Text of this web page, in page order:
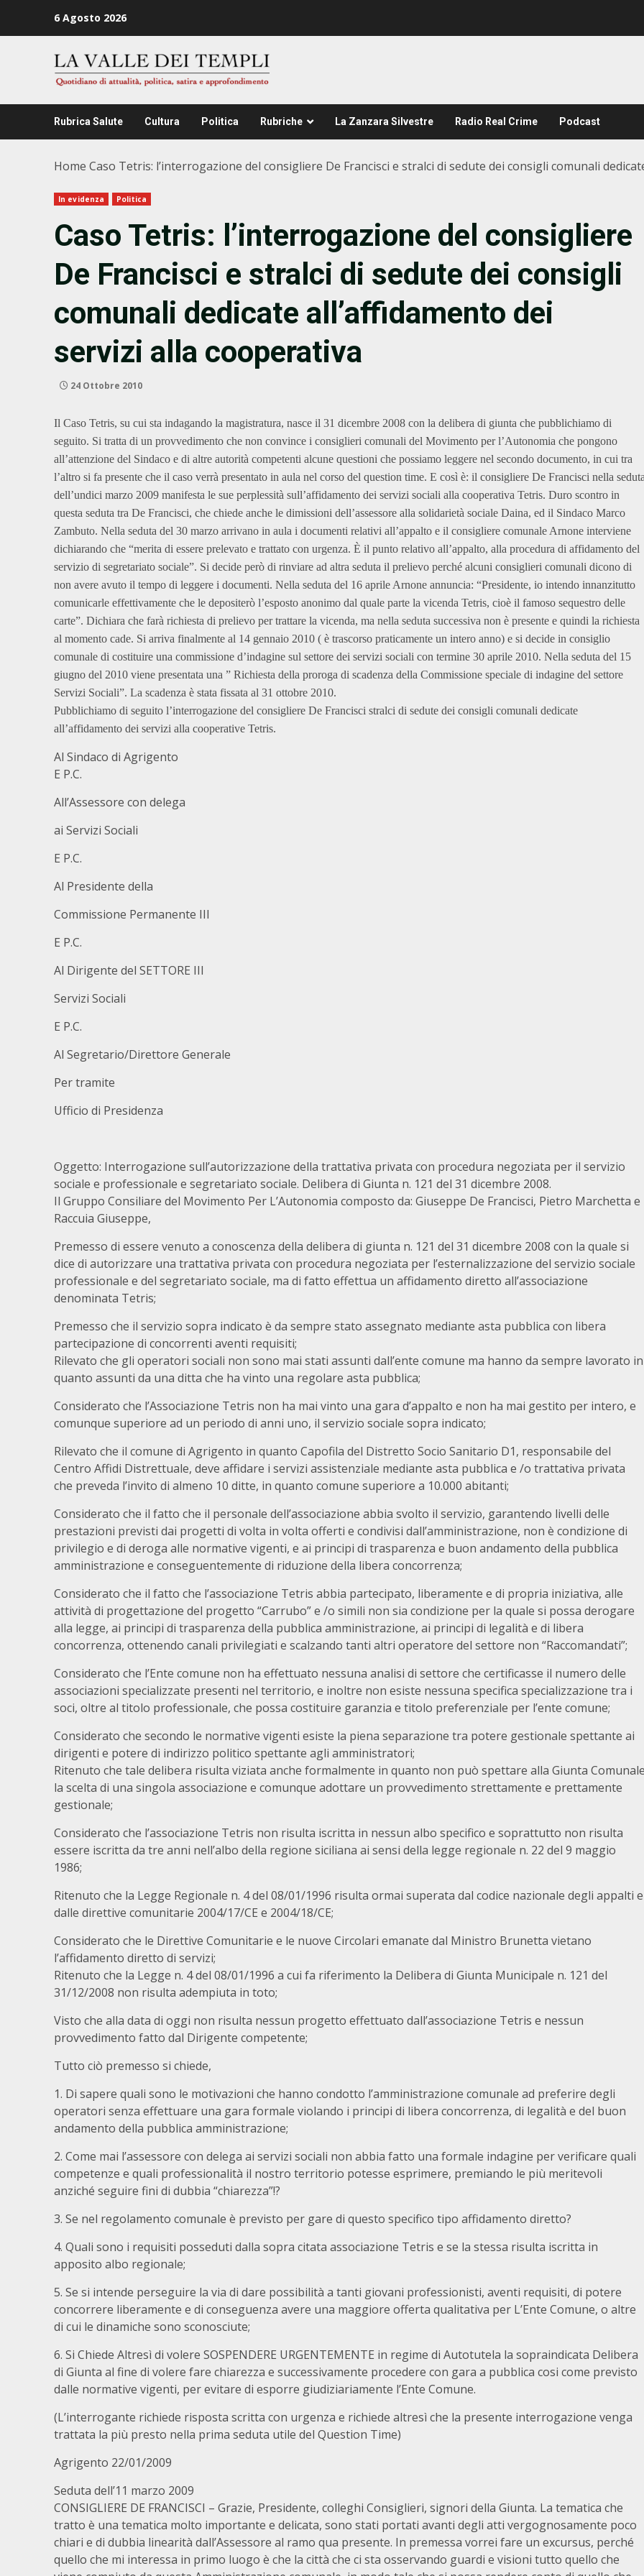
6 Agosto 2026
Rubrica Salute Cultura Politica Rubriche La Zanzara Silvestre Radio Real Crime Podcast
Home Caso Tetris: l’interrogazione del consigliere De Francisci e stralci di sedute dei consigli comunali
In evidenza Politica
Caso Tetris: l’interrogazione del consigliere
De Francisci e stralci di sedute dei consigli
comunali dedicate all’affidamento dei
servizi alla cooperativa
24 Ottobre 2010
Il Caso Tetris, su cui sta indagando la magistratura, nasce il 31 dicembre 2008 con la delibera di giunta che pubblichiamo di
seguito. Si tratta di un provvedimento che non convince i consiglieri comunali del Movimento per l’Autonomia che pongono
all’attenzione del Sindaco e di altre autorità competenti alcune questioni che possiamo leggere nel secondo documento, in cui tra
l’altro si fa presente che il caso verrà presentato in aula nel corso del question time. E così è: il consigliere De Francisci nella
dell’undici marzo 2009 manifesta le sue perplessità sull’affidamento dei servizi sociali alla cooperativa Tetris. Duro scontro in
questa seduta tra De Francisci, che chiede anche le dimissioni dell’assessore alla solidarietà sociale Daina, ed il Sindaco Marco
Zambuto. Nella seduta del 30 marzo arrivano in aula i documenti relativi all’appalto e il consigliere comunale Arnone interviene
dichiarando che “merita di essere prelevato e trattato con urgenza. È il punto relativo all’appalto, alla procedura di affidamento del
servizio di segretariato sociale”. Si decide però di rinviare ad altra seduta il prelievo perché alcuni consiglieri comunali dicono di
non avere avuto il tempo di leggere i documenti. Nella seduta del 16 aprile Arnone annuncia: “Presidente, io intendo innanzitutto
comunicarle effettivamente che le depositerò l’esposto anonimo dal quale parte la vicenda Tetris, cioè il famoso sequestro delle
carte”. Dichiara che farà richiesta di prelievo per trattare la vicenda, ma nella seduta successiva non è presente e quindi la richiesta
al momento cade. Si arriva finalmente al 14 gennaio 2010 ( è trascorso praticamente un intero anno) e si decide in consiglio
comunale di costituire una commissione d’indagine sul settore dei servizi sociali con termine 30 aprile 2010. Nella seduta del 15
giugno del 2010 viene presentata una ” Richiesta della proroga di scadenza della Commissione speciale di indagine del settore
Servizi Sociali”. La scadenza è stata fissata al 31 ottobre 2010.
Pubblichiamo di seguito l’interrogazione del consigliere De Francisci stralci di sedute dei consigli comunali dedicate
all’affidamento dei servizi alla cooperative Tetris.
Al Sindaco di Agrigento
E P.C.
All’Assessore con delega
ai Servizi Sociali
E P.C.
Al Presidente della
Commissione Permanente III
E P.C.
Al Dirigente del SETTORE III
Servizi Sociali
E P.C.
Al Segretario/Direttore Generale
Per tramite
Ufficio di Presidenza
Oggetto: Interrogazione sull’autorizzazione della trattativa privata con procedura negoziata per il servizio
sociale e professionale e segretariato sociale. Delibera di Giunta n. 121 del 31 dicembre 2008.
Il Gruppo Consiliare del Movimento Per L’Autonomia composto da: Giuseppe De Francisci, Pietro Marchetta e
Raccuia Giuseppe,
Premesso di essere venuto a conoscenza della delibera di giunta n. 121 del 31 dicembre 2008 con la quale si
dice di autorizzare una trattativa privata con procedura negoziata per l’esternalizzazione del servizio sociale
professionale e del segretariato sociale, ma di fatto effettua un affidamento diretto all’associazione
denominata Tetris;
Premesso che il servizio sopra indicato è da sempre stato assegnato mediante asta pubblica con libera
partecipazione di concorrenti aventi requisiti;
Rilevato che gli operatori sociali non sono mai stati assunti dall’ente comune ma hanno da sempre lavorato in
quanto assunti da una ditta che ha vinto una regolare asta pubblica;
Considerato che l’Associazione Tetris non ha mai vinto una gara d’appalto e non ha mai gestito per intero, e
comunque superiore ad un periodo di anni uno, il servizio sociale sopra indicato;
Rilevato che il comune di Agrigento in quanto Capofila del Distretto Socio Sanitario D1, responsabile del
Centro Affidi Distrettuale, deve affidare i servizi assistenziale mediante asta pubblica e /o trattativa privata
che preveda l’invito di almeno 10 ditte, in quanto comune superiore a 10.000 abitanti;
Considerato che il fatto che il personale dell’associazione abbia svolto il servizio, garantendo livelli delle
prestazioni previsti dai progetti di volta in volta offerti e condivisi dall’amministrazione, non è condizione di
privilegio e di deroga alle normative vigenti, e ai principi di trasparenza e buon andamento della pubblica
amministrazione e conseguentemente di riduzione della libera concorrenza;
Considerato che il fatto che l’associazione Tetris abbia partecipato, liberamente e di propria iniziativa, alle
attività di progettazione del progetto “Carrubo” e /o simili non sia condizione per la quale si possa derogare
alla legge, ai principi di trasparenza della pubblica amministrazione, ai principi di legalità e di libera
concorrenza, ottenendo canali privilegiati e scalzando tanti altri operatore del settore non “Raccomandati”;
Considerato che l’Ente comune non ha effettuato nessuna analisi di settore che certificasse il numero delle
associazioni specializzate presenti nel territorio, e inoltre non esiste nessuna specifica specializzazione tra i
soci, oltre al titolo professionale, che possa costituire garanzia e titolo preferenziale per l’ente comune;
Considerato che secondo le normative vigenti esiste la piena separazione tra potere gestionale spettante ai
dirigenti e potere di indirizzo politico spettante agli amministratori;
Ritenuto che tale delibera risulta viziata anche formalmente in quanto non può spettare alla Giunta
la scelta di una singola associazione e comunque adottare un provvedimento strettamente e prettamente
gestionale;
Considerato che l’associazione Tetris non risulta iscritta in nessun albo specifico e soprattutto non risulta
essere iscritta da tre anni nell’albo della regione siciliana ai sensi della legge regionale n. 22 del 9 maggio
1986;
Ritenuto che la Legge Regionale n. 4 del 08/01/1996 risulta ormai superata dal codice nazionale degli appalti e
dalle direttive comunitarie 2004/17/CE e 2004/18/CE;
Considerato che le Direttive Comunitarie e le nuove Circolari emanate dal Ministro Brunetta vietano
l’affidamento diretto di servizi;
Ritenuto che la Legge n. 4 del 08/01/1996 a cui fa riferimento la Delibera di Giunta Municipale n. 121 del
31/12/2008 non risulta adempiuta in toto;
Visto che alla data di oggi non risulta nessun progetto effettuato dall’associazione Tetris e nessun
provvedimento fatto dal Dirigente competente;
Tutto ciò premesso si chiede,
1. Di sapere quali sono le motivazioni che hanno condotto l’amministrazione comunale ad preferire degli
operatori senza effettuare una gara formale violando i principi di libera concorrenza, di legalità e del buon
andamento della pubblica amministrazione;
2. Come mai l’assessore con delega ai servizi sociali non abbia fatto una formale indagine per verificare quali
competenze e quali professionalità il nostro territorio potesse esprimere, premiando le più meritevoli
anziché seguire fini di dubbia “chiarezza”!?
3. Se nel regolamento comunale è previsto per gare di questo specifico tipo affidamento diretto?
4. Quali sono i requisiti posseduti dalla sopra citata associazione Tetris e se la stessa risulta iscritta in
apposito albo regionale;
5. Se si intende perseguire la via di dare possibilità a tanti giovani professionisti, aventi requisiti, di potere
concorrere liberamente e di conseguenza avere una maggiore offerta qualitativa per L’Ente Comune, o altre
di cui le dinamiche sono sconosciute;
6. Si Chiede Altresì di volere SOSPENDERE URGENTEMENTE in regime di Autotutela la sopraindicata Delibera
di Giunta al fine di volere fare chiarezza e successivamente procedere con gara a pubblica cosi come previsto
dalle normative vigenti, per evitare di esporre giudiziariamente l’Ente Comune.
(L’interrogante richiede risposta scritta con urgenza e richiede altresì che la presente interrogazione venga
trattata la più presto nella prima seduta utile del Question Time)
Agrigento 22/01/2009
Seduta dell’11 marzo 2009
CONSIGLIERE DE FRANCISCI – Grazie, Presidente, colleghi Consiglieri, signori della Giunta. La tematica che
tratto è una tematica molto importante e delicata, sono stati portati avanti degli atti vergognosamente poco
chiari e di dubbia linearità dall’Assessore al ramo qua presente. In premessa vorrei fare un excursus, perché
quello che mi interessa in primo luogo è che la città che ci sta osservando guardi e visioni tutto quello che